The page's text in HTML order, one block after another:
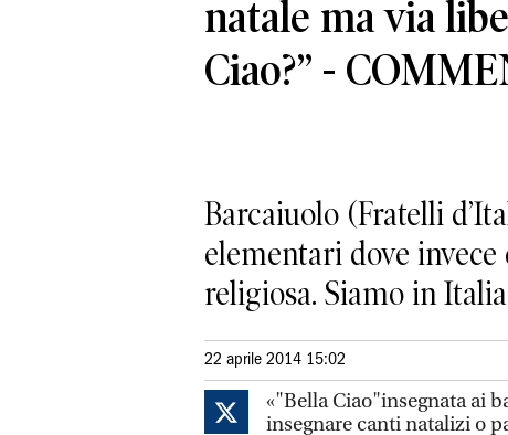
natale ma via
Ciao?” -
Barcaiuolo (Fratelli
elementari dove
religiosa. Siamo in
22 aprile 2014 15:02
«"Bella Ciao"insegnata ai
insegnare canti natalizi o